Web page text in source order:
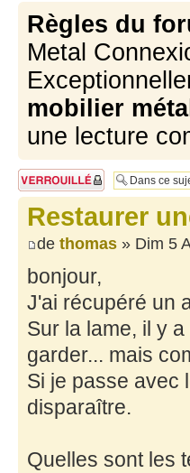
Règles du
Metal
mobilier
une lecture
Sujet verrouillé
Restaurer
de thomas » Dim 5
bonjour,
J'ai récupéré un
Sur la lame, il y
garder... mais
Si je passe avec
disparaître.
Quelles sont les